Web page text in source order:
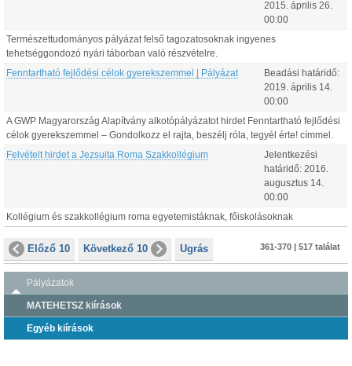
2015. április 26
00:00
Természettudományos pályázat felső tagozatosoknak ingyenes
tehetséggondozó nyári táborban való részvételre.
Fenntartható fejlődési célok gyerekszemmel | Pályázat
Beadási határidő:
2019. április 14
00:00
A GWP Magyarország Alapítvány alkotópályázatot hirdet Fenntartható fejlődési
célok gyerekszemmel – Gondolkozz el rajta, beszélj róla, tegyél érte! címmel.
Felvételt hirdet a Jezsuita Roma Szakkollégium
Jelentkezési
határidő: 2016.
augusztus 14
00:00
Kollégium és szakkollégium roma egyetemistáknak, főiskolásoknak
Előző 10 Következő 10 Ugrás 361-370 | 517 találat
Pályázatok
MATEHETSZ kiírások
Egyéb kiírások